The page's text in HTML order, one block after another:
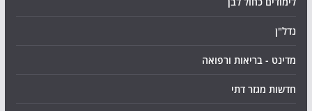
נדל"ן
מדינט - בריאות ורפואה
חדשות מגזר דתי